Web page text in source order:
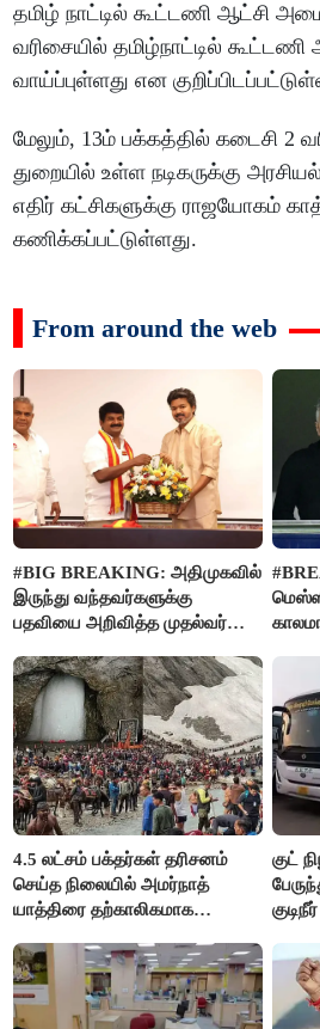
தமிழ் நாட்டில் கூட்டணி ஆட்சி
வரிசையில் தமிழ்நாட்டில்
வாய்ப்புள்ளது என
மேலும், 13ம் பக்கத்தில் கடைசி 2
துறையில் உள்ள நடிகருக்கு
எதிர் கட்சிகளுக்கு ராஜயோகம்
கணிக்கப்பட்டுள்ளது.
From around the web
#BIG BREAKING: அதிமுகவில்
இருந்து வந்தவர்களுக்கு
பதவியை அறிவித்த முதல்வர்
4.5 லட்சம் பக்தர்கள் தரிசனம்
செய்த நிலையில் அமர்நாத்
யாத்திரை தற்காலிகமாக
குட்